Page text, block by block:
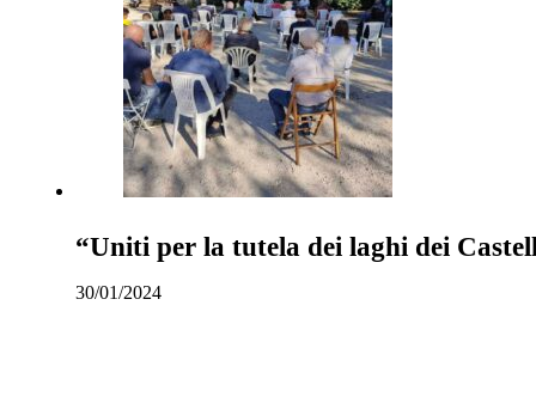
“Uniti per la tutela dei laghi dei
30/01/2024